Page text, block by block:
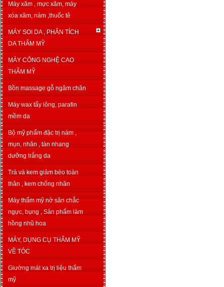
Máy xăm , mực xăm, máy
xóa xăm, nám ,thuốc tê
MÁY SOI DA , PHÂN TÍCH
DA THẨM MỸ
MÁY CÔNG NGHỆ CAO
THẨM MỸ
Bồn massage gỗ ngâm chân
Máy wax tẩy lông, parafin
mềm da
Bộ mỹ phẩm đặc trị nám ,
mụn, nhăn , tàn nhang
dưỡng trắng da
Trà và kem giảm béo toàn
thân , kem chống nhăn
Máy thẩm mỹ nở săn chắc
ngực, bụng , Sản phẩm làm
hồng nhũ hoa
MÁY, DỤNG CỤ THẨM MỸ
VỀ TÓC
Giường mát xa trị liệu thẩm
mỹ